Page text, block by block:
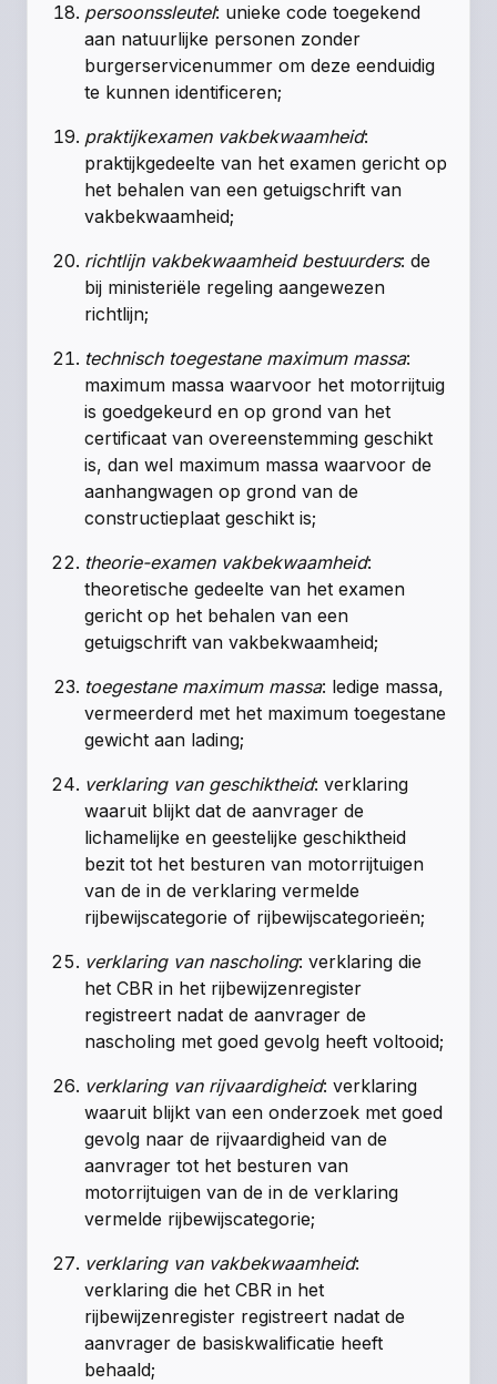
persoonssleutel: unieke code toegekend
aan natuurlijke personen zonder
burgerservicenummer om deze eenduidig
te kunnen identificeren;
praktijkexamen vakbekwaamheid:
praktijkgedeelte van het examen gericht op
het behalen van een getuigschrift van
vakbekwaamheid;
richtlijn vakbekwaamheid bestuurders: de
bij ministeriële regeling aangewezen
richtlijn;
technisch toegestane maximum massa:
maximum massa waarvoor het motorrijtuig
is goedgekeurd en op grond van het
certificaat van overeenstemming geschikt
is, dan wel maximum massa waarvoor de
aanhangwagen op grond van de
constructieplaat geschikt is;
theorie-examen vakbekwaamheid:
theoretische gedeelte van het examen
gericht op het behalen van een
getuigschrift van vakbekwaamheid;
toegestane maximum massa: ledige massa,
vermeerderd met het maximum toegestane
gewicht aan lading;
verklaring van geschiktheid: verklaring
waaruit blijkt dat de aanvrager de
lichamelijke en geestelijke geschiktheid
bezit tot het besturen van motorrijtuigen
van de in de verklaring vermelde
rijbewijscategorie of rijbewijscategorieën;
verklaring van nascholing: verklaring die
het CBR in het rijbewijzenregister
registreert nadat de aanvrager de
nascholing met goed gevolg heeft voltooid;
verklaring van rijvaardigheid: verklaring
waaruit blijkt van een onderzoek met goed
gevolg naar de rijvaardigheid van de
aanvrager tot het besturen van
motorrijtuigen van de in de verklaring
vermelde rijbewijscategorie;
verklaring van vakbekwaamheid:
verklaring die het CBR in het
rijbewijzenregister registreert nadat de
aanvrager de basiskwalificatie heeft
behaald;